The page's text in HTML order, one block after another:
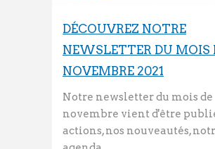
DÉCOUVREZ NOTRE
NEWSLETTER DU MOIS
NOVEMBRE 2021
Notre newsletter du mois de
novembre vient d'être
actions, nos nouveautés,